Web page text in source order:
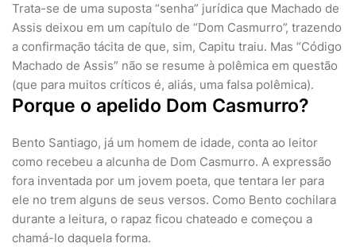
Trata-se de uma suposta “senha” jurídica que Machado de
Assis deixou em um capítulo de “Dom Casmurro”, trazendo
a confirmação tácita de que, sim, Capitu traiu. Mas “Código
Machado de Assis” não se resume à polêmica em questão
(que para muitos críticos é, aliás, uma falsa polêmica).
Porque o apelido Dom Casmurro?
Bento Santiago, já um homem de idade, conta ao leitor
como recebeu a alcunha de Dom Casmurro. A expressão
fora inventada por um jovem poeta, que tentara ler para
ele no trem alguns de seus versos. Como Bento cochilara
durante a leitura, o rapaz ficou chateado e começou a
chamá-lo daquela forma.